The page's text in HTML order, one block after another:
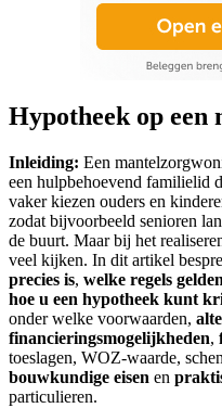
Hypotheek op een
Inleiding: Een
een hulpbehoevend familielid
vaker kiezen ouders en
zodat bijvoorbeeld senioren
de buurt. Maar bij het
veel kijken. In dit artikel
precies is, welke regels gelden
hoe u een hypotheek kunt
onder welke voorwaarden,
financieringsmogelijkheden,
toeslagen, WOZ-waarde,
bouwkundige eisen en
particulieren.